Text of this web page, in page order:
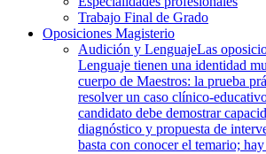
Trabajo Final de Grado
Oposiciones Magisterio
Audición y LenguajeLas
Lenguaje tienen una identidad
cuerpo de Maestros: la prueba
resolver un caso clínico-
candidato debe demostrar
diagnóstico y propuesta de
basta con conocer el temario;